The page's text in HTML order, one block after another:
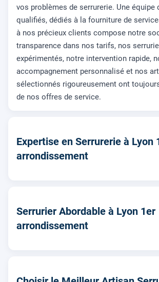
vos problèmes de serrurerie. Une équipe
qualifiés, dédiés à la fourniture de
à nos précieux clients compose notre
transparence dans nos tarifs, nos
expérimentés, notre intervention rapide,
accompagnement personnalisé et nos
sélectionnés rigoureusement ont
de nos offres de service.
Expertise en Serrurerie à Lyon
arrondissement
Serrurier Abordable à Lyon 1er
arrondissement